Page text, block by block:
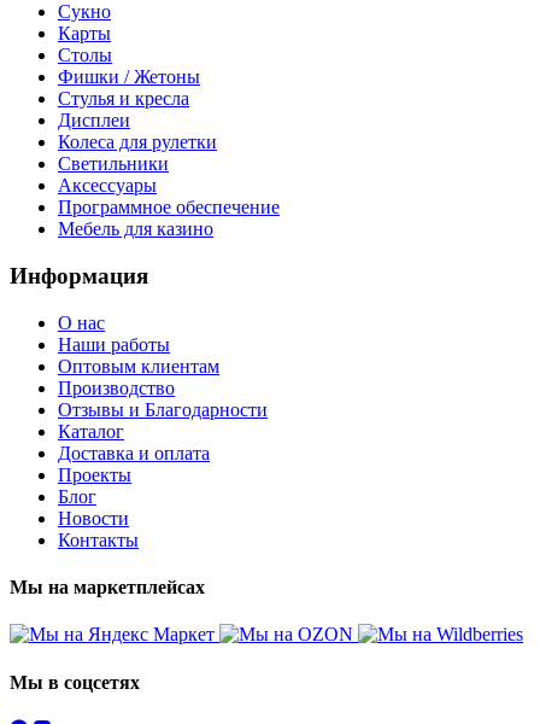
Сукно
Карты
Столы
Фишки / Жетоны
Стулья и кресла
Дисплеи
Колеса для рулетки
Светильники
Аксессуары
Программное обеспечение
Мебель для казино
Информация
О нас
Наши работы
Оптовым клиентам
Производство
Отзывы и Благодарности
Каталог
Доставка и оплата
Проекты
Блог
Новости
Контакты
Мы на маркетплейсах
Мы в соцсетях